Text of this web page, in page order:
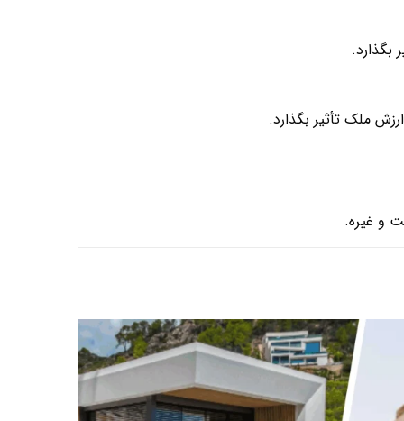
بگذارد.
ملک تأثیر بگذارد.
و غیره.